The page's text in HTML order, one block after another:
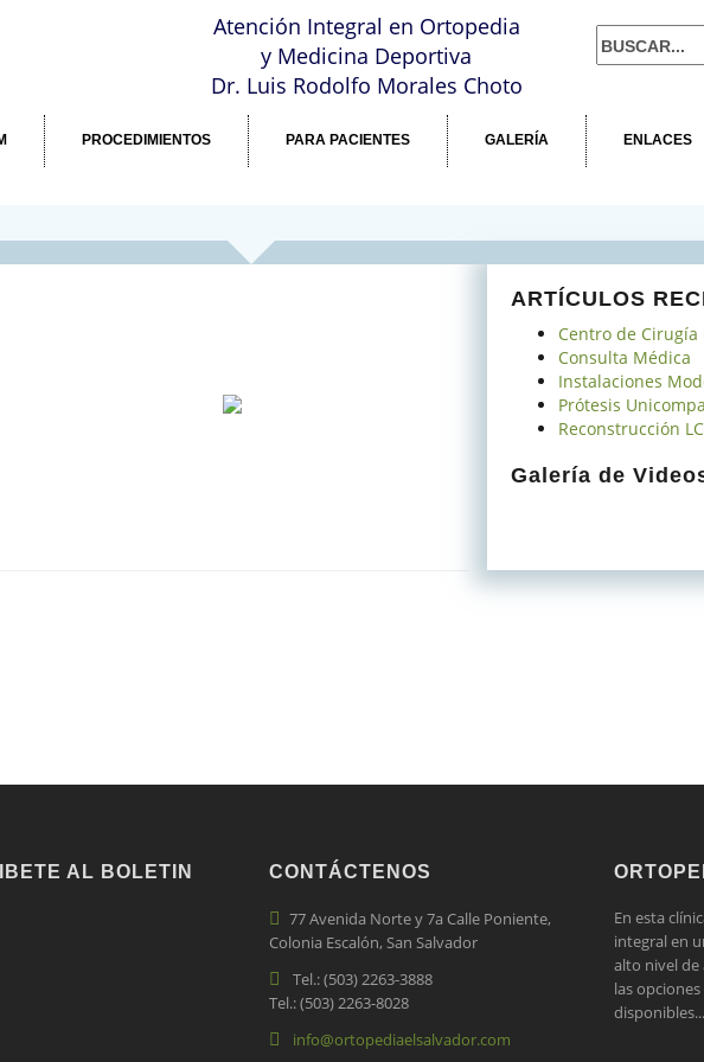
Atención Integral en Ortopedia
y Medicina Deportiva
Dr. Luis Rodolfo Morales Choto
PROCEDIMIENTOS PARA PACIENTES GALERÍA ENLACES
ARTÍCULOS
Centro de
Consulta Médica
Instalaciones
Prótesis
Reconstrucción
Galería de
AL BOLETIN CONTÁCTENOS
77 Avenida Norte y 7a Calle Poniente,
Colonia Escalón, San Salvador
Tel.: (503) 2263-3888
Tel.: (503) 2263-8028
info@ortopediaelsalvador.com
En esta
integral en
alto nivel
las
disponibles...